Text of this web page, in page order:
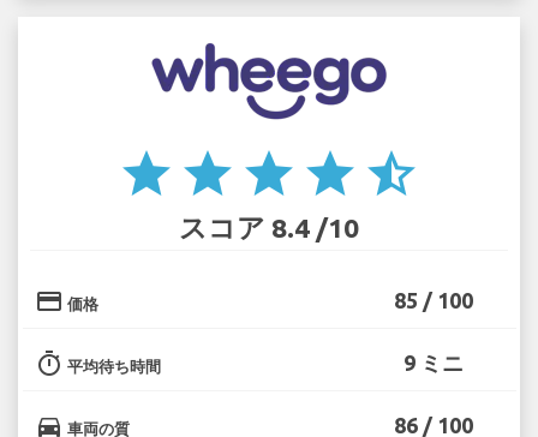
star star star star star_half
スコア 8.4 /10
credit_card 価格 85 / 100
timer 平均待ち時間 9 ミニ
directions_car 車両の質 86 / 100